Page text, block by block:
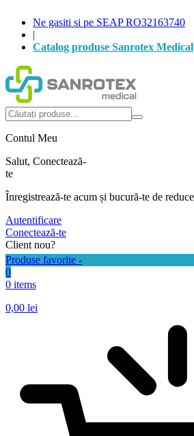
Ne gasiti si pe SEAP RO32163740
|
Catalog produse Sanrotex Medical
Autentificare
Produse favorite -
0
0 items
0,00 lei